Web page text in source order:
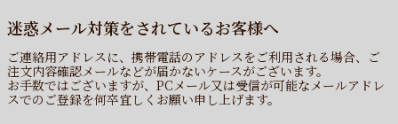
迷惑メール対策をされているお客様へ
ご連絡用アドレスに、携帯電話のアドレスをご利用される場合、ご
注文内容確認メールなどが届かないケースがございます。
お手数ではございますが、PCメール又は受信が可能なメールアドレ
スでのご登録を何卒宜しくお願い申し上げます。